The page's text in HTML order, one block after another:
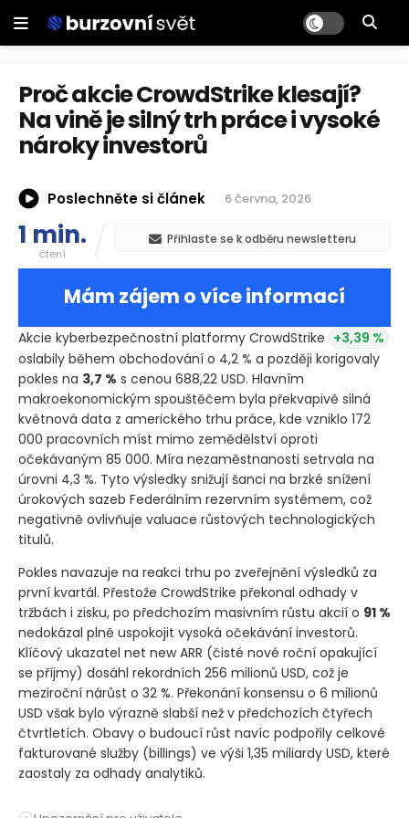
Proč akcie CrowdStrike klesají?
Na vině je silný trh práce i vysoké
nároky investorů
Poslechněte si článek 6 června, 2026
1 min.
čtení
Přihlaste se k odběru newsletteru
Mám zájem o více informací
Akcie kyberbezpečnostní platformy CrowdStrike +3,39 %
oslabily během obchodování o 4,2 % a později korigovaly
pokles na 3,7 % s cenou 688,22 USD. Hlavním
makroekonomickým spouštěčem byla překvapivě silná
květnová data z amerického trhu práce, kde vzniklo 172
000 pracovních míst mimo zemědělství oproti
očekávaným 85 000. Míra nezaměstnanosti setrvala na
úrovni 4,3 %. Tyto výsledky snižují šanci na brzké snížení
úrokových sazeb Federálním rezervním systémem, což
negativně ovlivňuje valuace růstových technologických
titulů.
Pokles navazuje na reakci trhu po zveřejnění výsledků za
první kvartál. Přestože CrowdStrike překonal odhady v
tržbách i zisku, po předchozím masivním růstu akcií o 91 %
nedokázal plně uspokojit vysoká očekávání investorů.
Klíčový ukazatel net new ARR (čisté nové roční opakující
se příjmy) dosáhl rekordních 256 milionů USD, což je
meziroční nárůst o 32 %. Překonání konsensu o 6 milionů
USD však bylo výrazně slabší než v předchozích čtyřech
čtvrtletích. Obavy o budoucí růst navíc podpořily celkové
fakturované služby (billings) ve výši 1,35 miliardy USD, které
zaostaly za odhady analytiků.